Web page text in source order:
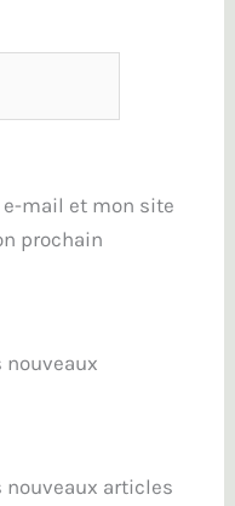
mail et mon site
prochain
nouveaux
nouveaux articles